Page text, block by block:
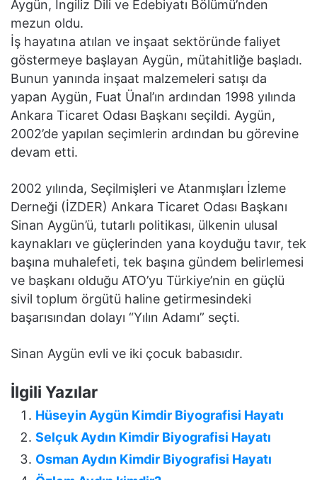
Aygün, İngiliz Dili ve Edebiyatı Bölümü’nden
mezun oldu.
İş hayatına atılan ve inşaat sektöründe faliyet
göstermeye başlayan Aygün, mütahitliğe başladı.
Bunun yanında inşaat malzemeleri satışı da
yapan Aygün, Fuat Ünal’ın ardından 1998 yılında
Ankara Ticaret Odası Başkanı seçildi. Aygün,
2002’de yapılan seçimlerin ardından bu görevine
devam etti.
2002 yılında, Seçilmişleri ve Atanmışları İzleme
Derneği (İZDER) Ankara Ticaret Odası Başkanı
Sinan Aygün’ü, tutarlı politikası, ülkenin ulusal
kaynakları ve güçlerinden yana koyduğu tavır, tek
başına muhalefeti, tek başına gündem belirlemesi
ve başkanı olduğu ATO’yu Türkiye’nin en güçlü
sivil toplum örgütü haline getirmesindeki
başarısından dolayı “Yılın Adamı” seçti.
Sinan Aygün evli ve iki çocuk babasıdır.
İlgili Yazılar
Hüseyin Aygün Kimdir Biyografisi Hayatı
Selçuk Aydın Kimdir Biyografisi Hayatı
Osman Aydın Kimdir Biyografisi Hayatı